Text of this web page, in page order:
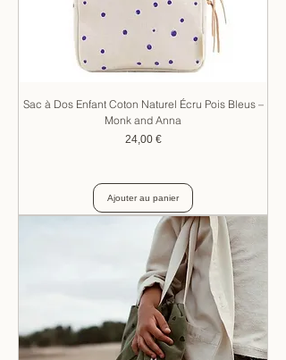
Sac à Dos Enfant Coton Naturel Écru Pois Bleus –
Monk and Anna
Prix
24,00 €
Ajouter au panier